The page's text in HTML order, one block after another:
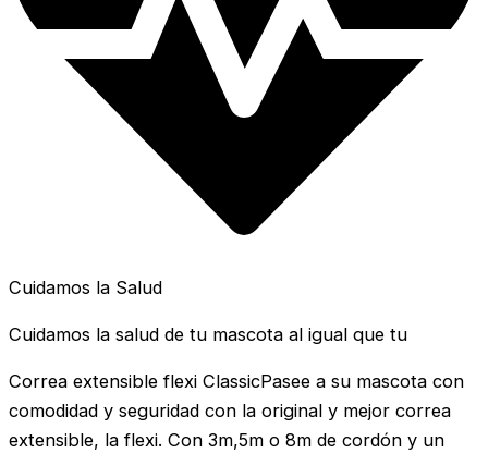
Cuidamos la Salud
Cuidamos la salud de tu mascota al igual que tu
Correa extensible flexi ClassicPasee a su mascota con
comodidad y seguridad con la original y mejor correa
extensible, la flexi. Con 3m,5m o 8m de cordón y un